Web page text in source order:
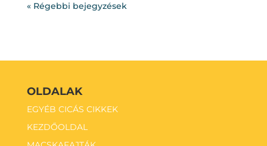
« Régebbi bejegyzések
OLDALAK
EGYÉB CICÁS CIKKEK
KEZDŐOLDAL